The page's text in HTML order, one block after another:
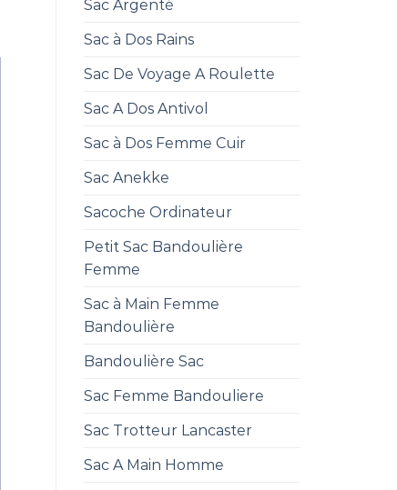
Sac Argenté
Sac à Dos Rains
Sac De Voyage A Roulette
Sac A Dos Antivol
Sac à Dos Femme Cuir
Sac Anekke
Sacoche Ordinateur
Petit Sac Bandoulière
Femme
Sac à Main Femme
Bandoulière
Bandoulière Sac
Sac Femme Bandouliere
Sac Trotteur Lancaster
Sac A Main Homme